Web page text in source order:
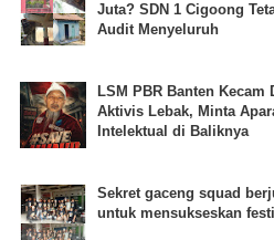
Juta? SDN 1 Cigoong
Audit Menyeluruh
LSM PBR Banten
Aktivis Lebak, Minta
Intelektual di Baliknya
Sekret gaceng squad
untuk mensukseskan